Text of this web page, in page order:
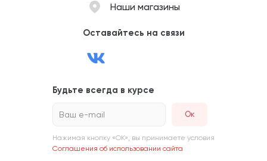
Наши магазины
Оставайтесь на связи
Будьте всегда в курсе
Ваш e-mail
Нажимая кнопку «ОК», вы принимаете условия
Соглашения об использовании сайта